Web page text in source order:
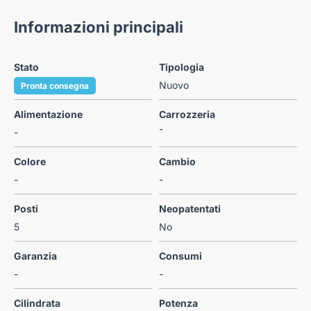
Informazioni principali
Stato
Pronta consegna
Tipologia
Nuovo
Alimentazione
-
Carrozzeria
-
Colore
-
Cambio
-
Posti
5
Neopatentati
No
Garanzia
-
Consumi
-
Cilindrata
Potenza